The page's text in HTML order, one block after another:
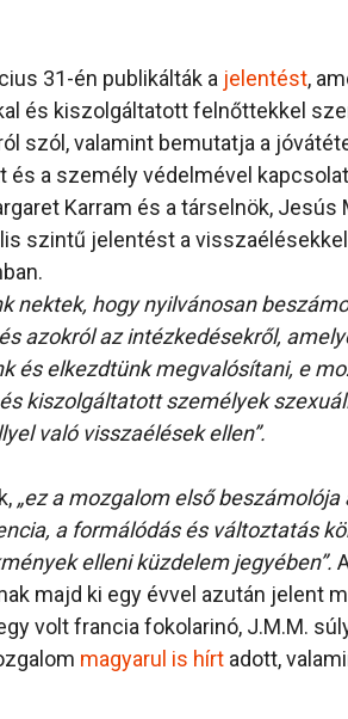
31-én publikálták a jelentést,
és kiszolgáltatott felnőttekkel
szól, valamint bemutatja a
és a személy védelmével
Karram és a társelnök,
szintű jelentést a
nektek, hogy nyilvánosan
azokról az intézkedésekről,
és elkezdtünk megvalósítani, e
kiszolgáltatott személyek
való visszaélések ellen”.
„ez a mozgalom első
a formálódás és változtatás
elleni küzdelem jegyében”.
majd ki egy évvel azután jelent
volt francia fokolarinó, J.M.M.
magyarul is hírt adott,